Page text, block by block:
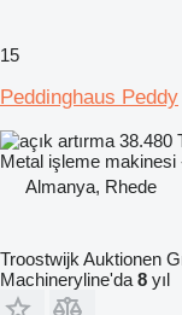
15
Peddinghaus Peddy
38.480
Metal işleme
Almanya, Rhede
Troostwijk Auktionen
Machineryline'da 8 yıl